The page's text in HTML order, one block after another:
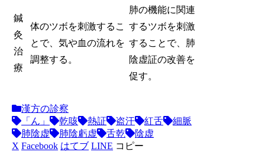
鍼
灸
治
療
体のツボを刺激するこ
とで、気や血の流れを
調整する。
肺の機能に関連
するツボを刺激
することで、肺
陰虚証の改善を
促す。
漢方の診察
「ん」
乾咳 熱証 盗汗 紅舌
細脈
肺陰虚
肺陰虧虚 舌乾
陰虚
X Facebook はてブ LINE コピー